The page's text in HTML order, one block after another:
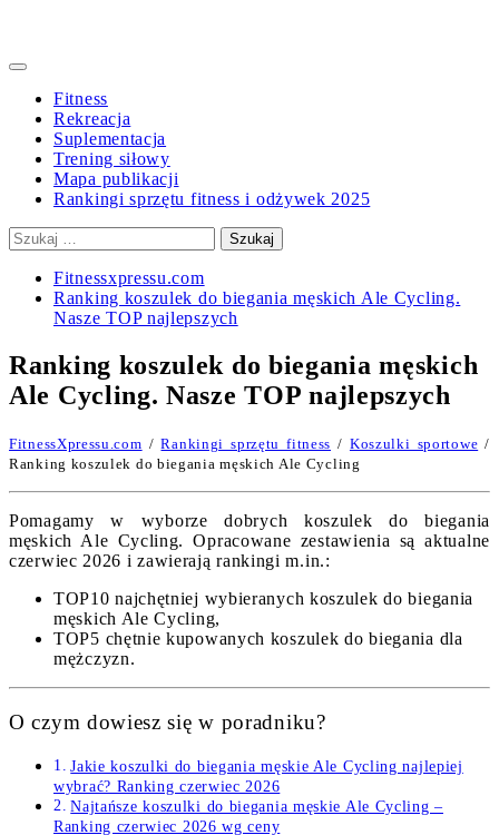
Primary
Fitness
Rekreacja
Suplementacja
Trening siłowy
Mapa publikacji
Rankingi sprzętu fitness i odżywek 2025
Szukaj:
Fitnessxpressu.com
Ranking koszulek do biegania męskich Ale Cycling.
Nasze TOP najlepszych
Ranking koszulek do biegania męskich
Ale Cycling. Nasze TOP najlepszych
FitnessXpressu.com /Rankingi sprzętu fitness / Koszulki sportowe /
Ranking koszulek do biegania męskich Ale Cycling
Pomagamy w wyborze dobrych koszulek do biegania
męskich Ale Cycling. Opracowane zestawienia są aktualne
czerwiec 2026 i zawierają rankingi m.in.:
TOP10 najchętniej wybieranych koszulek do biegania
męskich Ale Cycling,
TOP5 chętnie kupowanych koszulek do biegania dla
mężczyzn.
O czym dowiesz się w poradniku?
Jakie koszulki do biegania męskie Ale Cycling najlepiej
wybrać? Ranking czerwiec 2026
Najtańsze koszulki do biegania męskie Ale Cycling –
Ranking czerwiec 2026 wg ceny